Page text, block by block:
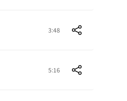
3:48
5:16